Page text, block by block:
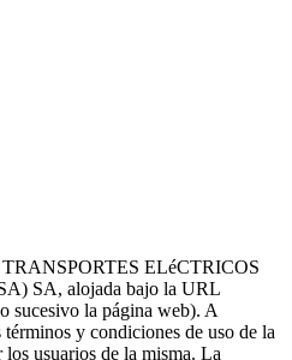
TRANSPORTES ELéCTRICOS
SA, alojada bajo la URL
sucesivo la página web). A
y condiciones de uso de la
usuarios de la misma. La